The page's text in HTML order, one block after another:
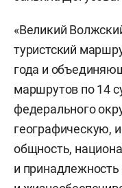
«Великий
туристский
года и
маршрутов по 14
федерального
географическую,
общность,
и принадлежность